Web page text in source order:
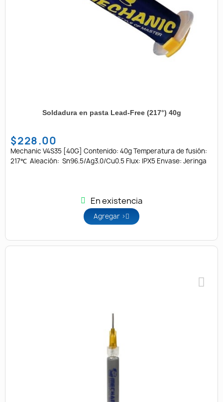
Agregar >
Soldadura en pasta Lead-Free (217°) 40g
$228.00
Mechanic V4S35 [40G] Contenido: 40g Temperatura de fusión:
217℃ Aleación: Sn96.5/Ag3.0/Cu0.5 Flux: IPX5 Envase: Jeringa
En existencia